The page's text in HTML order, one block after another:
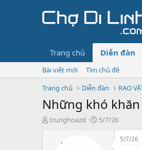
Trang chủ Diễn đàn
Bài viết mới
Tìm chủ đề
Trang chủ
Diễn đàn RAO
Những khó
T
trunghoazd
N
5/7/26
5/7/26